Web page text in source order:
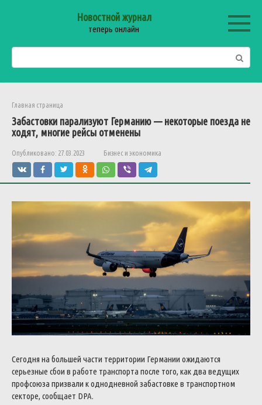
Новостной журнал
теперь онлайн
Главная страница
Забастовки парализуют Германию — некоторые поезда не
ходят, многие рейсы отменены
Опубликовано: 27.03.2023 Бизнес и экономика
Сегодня на большей части территории Германии ожидаются
серьезные сбои в работе транспорта после того, как два ведущих
профсоюза призвали к однодневной забастовке в транспортном
секторе, сообщает DPA.